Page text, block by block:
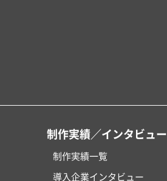
制作実績／インタビュー
制作実績一覧
導入企業インタビュー